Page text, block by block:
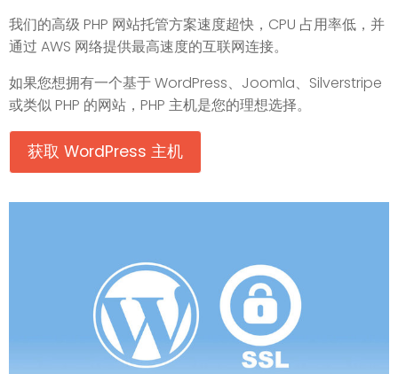
我们的高级 PHP 网站托管方案速度超快，CPU 占用率低，并
通过 AWS 网络提供最高速度的互联网连接。
如果您想拥有一个基于 WordPress、Joomla、Silverstripe
或类似 PHP 的网站，PHP 主机是您的理想选择。
获取 WordPress 主机